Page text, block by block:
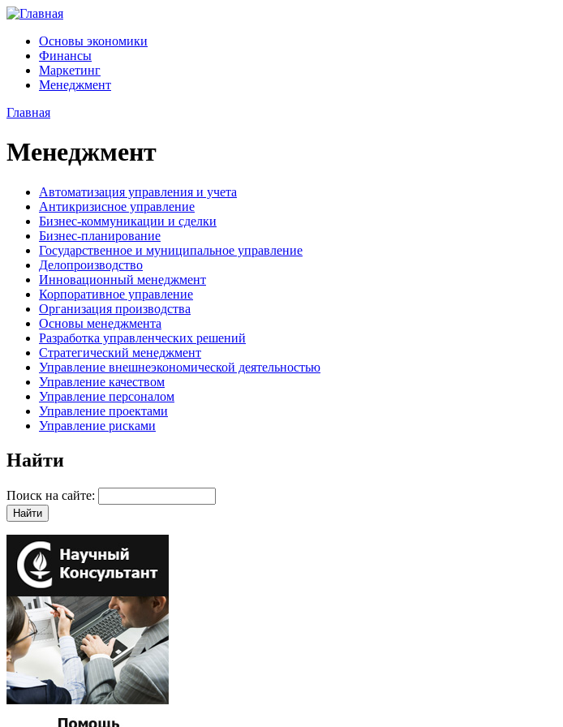
Основы экономики
Финансы
Маркетинг
Менеджмент
Главная
Менеджмент
Автоматизация управления и учета
Антикризисное управление
Бизнес-коммуникации и сделки
Бизнес-планирование
Государственное и муниципальное управление
Делопроизводство
Инновационный менеджмент
Корпоративное управление
Организация производства
Основы менеджмента
Разработка управленческих решений
Стратегический менеджмент
Управление внешнеэкономической деятельностью
Управление качеством
Управление персоналом
Управление проектами
Управление рисками
Найти
Поиск на сайте: